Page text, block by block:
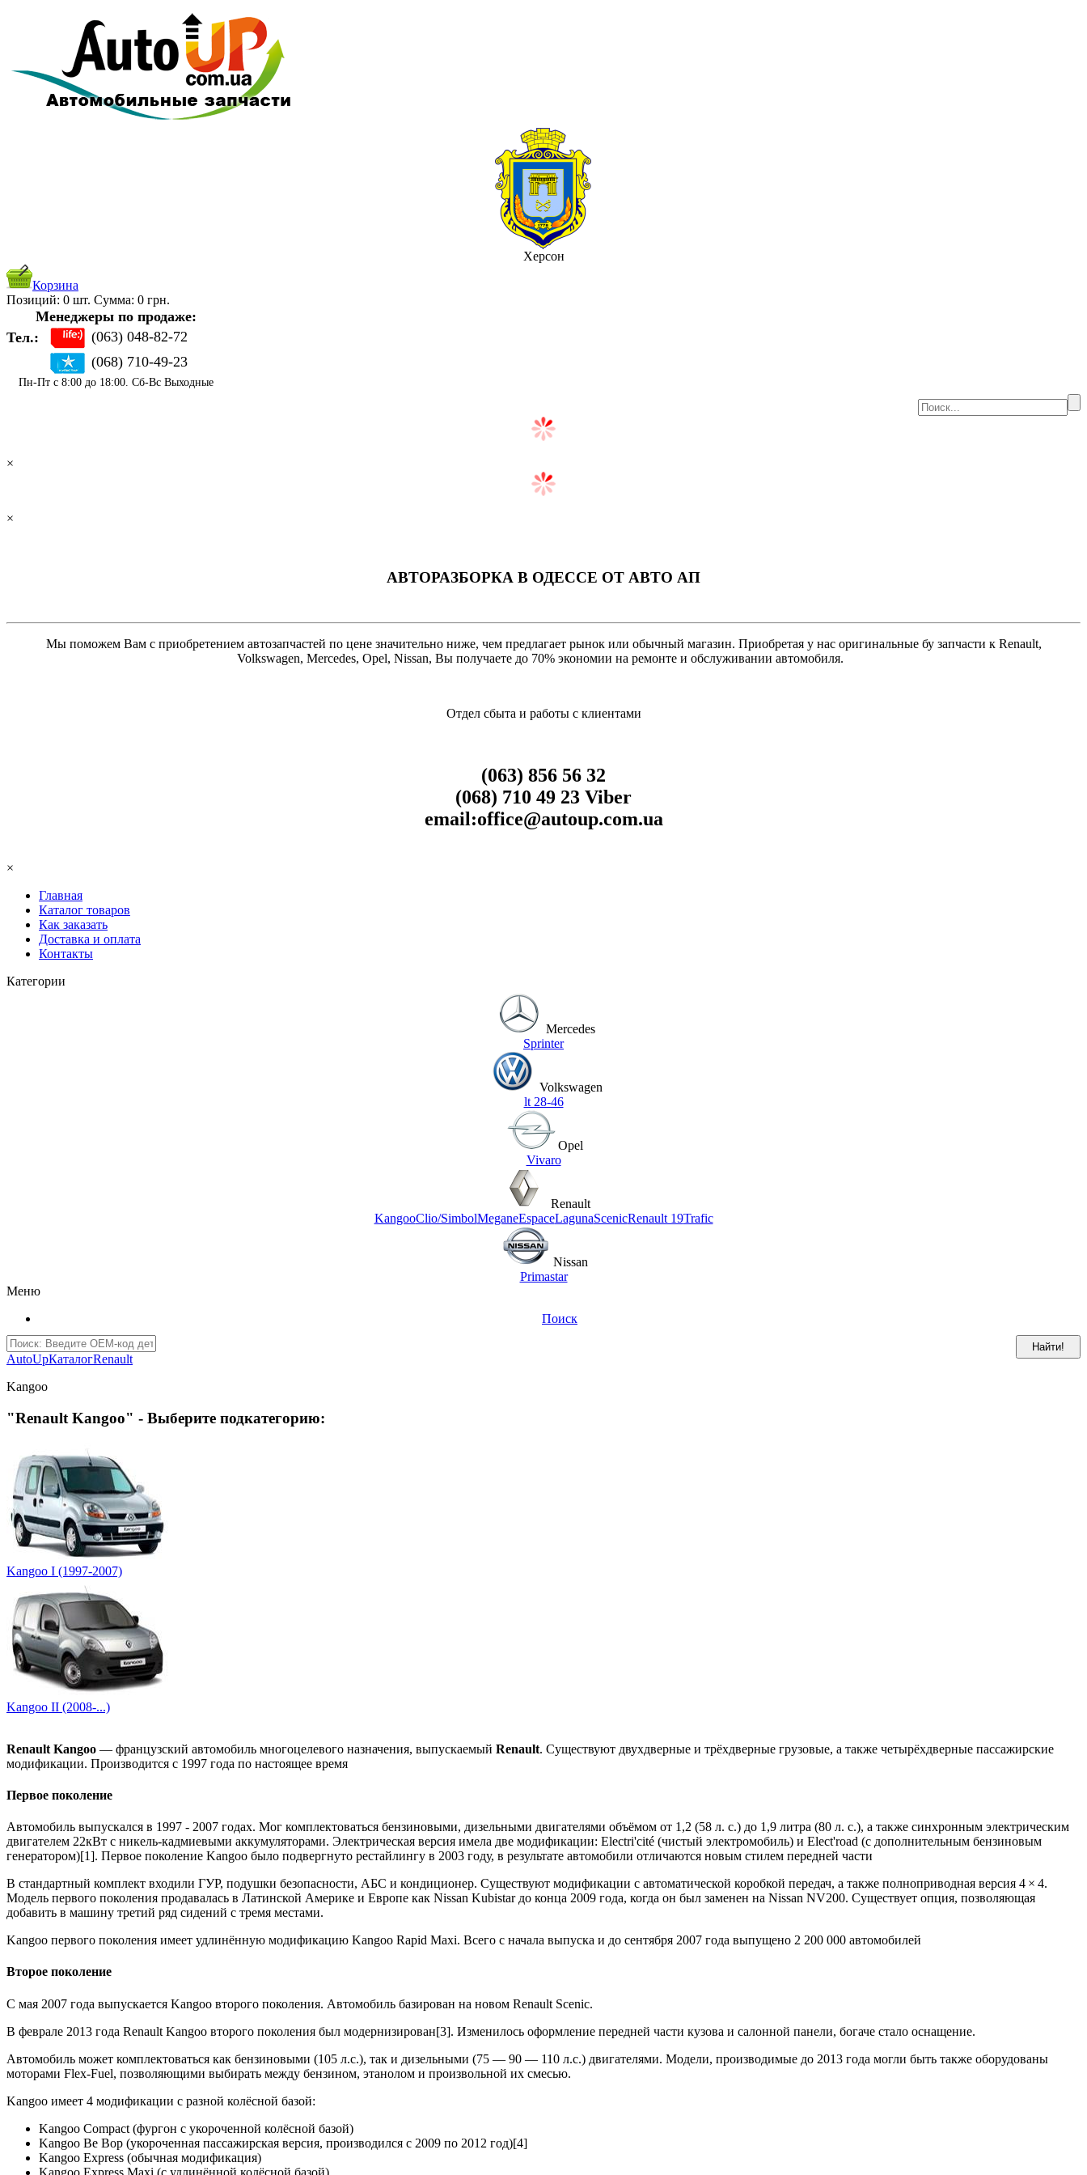
Херсон
Корзина
Позиций: 0 шт. Cуммa: 0 грн.
Менеджеры по продаже:
Тел.:
(063) 048-82-72
(068) 710-49-23
Пн-Пт с 8:00 до 18:00. Сб-Вс Выходные
×
×
АВТОРАЗБОРКА В ОДЕССЕ ОТ AВТО АП
Мы поможем Вам с приобретением автозапчастей по цене значительно ниже, чем предлагает рынок или обычный магазин. Приобретая у нас оригинальные бу запчасти к Renault,
Volkswagen, Mercedes, Opel, Nissan, Вы получаете до 70% экономии на ремонте и обслуживании автомобиля.
Отдел сбыта и работы с клиентами
(063) 856 56 32
(068) 710 49 23 Viber
email:office@autoup.com.ua
×
Главная
Каталог товаров
Как заказать
Доставка и оплата
Контакты
Категории
Mercedes
Sprinter
Volkswagen
lt 28-46
Opel
Vivaro
Renault
KangooClio/SimbolMeganeEspaceLagunaScenicRenault 19Trafic
Nissan
Primastar
Меню
Поиск
AutoUpКаталогRenault
Kangoo
"Renault Kangoo" - Выберите подкатегорию:
Kangoo I (1997-2007)
Kangoo II (2008-...)
Renault Kangoo — французский автомобиль многоцелевого назначения, выпускаемый Renault. Существуют двухдверные и трёхдверные грузовые, а также четырёхдверные пассажирские
модификации. Производится с 1997 года по настоящее время
Первое поколение
Автомобиль выпускался в 1997 - 2007 годах. Мог комплектоваться бензиновыми, дизельными двигателями объёмом от 1,2 (58 л. с.) до 1,9 литра (80 л. с.), а также синхронным электрическим
двигателем 22кВт с никель-кадмиевыми аккумуляторами. Электрическая версия имела две модификации: Electri'cité (чистый электромобиль) и Elect'road (с дополнительным бензиновым
генератором)[1]. Первое поколение Kangoo было подвергнуто рестайлингу в 2003 году, в результате автомобили отличаются новым стилем передней части
В стандартный комплект входили ГУР, подушки безопасности, АБС и кондиционер. Существуют модификации с автоматической коробкой передач, а также полноприводная версия 4 × 4.
Модель первого поколения продавалась в Латинской Америке и Европе как Nissan Kubistar до конца 2009 года, когда он был заменен на Nissan NV200. Существует опция, позволяющая
добавить в машину третий ряд сидений с тремя местами.
Kangoo первого поколения имеет удлинённую модификацию Kangoo Rapid Maxi. Всего с начала выпуска и до сентября 2007 года выпущено 2 200 000 автомобилей
Второе поколение
С мая 2007 года выпускается Kangoo второго поколения. Автомобиль базирован на новом Renault Scenic.
В феврале 2013 года Renault Kangoo второго поколения был модернизирован[3]. Изменилось оформление передней части кузова и салонной панели, богаче стало оснащение.
Автомобиль может комплектоваться как бензиновыми (105 л.с.), так и дизельными (75 — 90 — 110 л.с.) двигателями. Модели, производимые до 2013 года могли быть также оборудованы
моторами Flex-Fuel, позволяющими выбирать между бензином, этанолом и произвольной их смесью.
Kangoo имеет 4 модификации с разной колёсной базой:
Kangoo Compact (фургон с укороченной колёсной базой)
Kangoo Be Bop (укороченная пассажирская версия, производился с 2009 по 2012 год)[4]
Kangoo Express (обычная модификация)
Kangoo Express Maxi (с удлинённой колёсной базой)